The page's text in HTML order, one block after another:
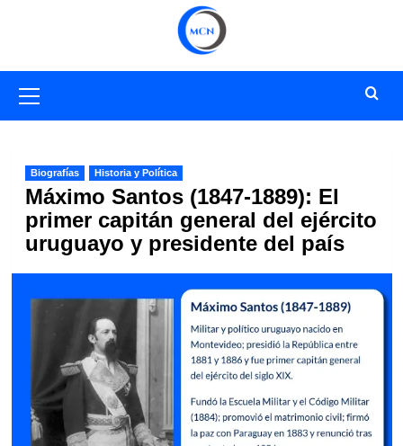
primario
Biografías Historia y Política
Máximo Santos (1847-1889): El
primer capitán general del ejército
uruguayo y presidente del país